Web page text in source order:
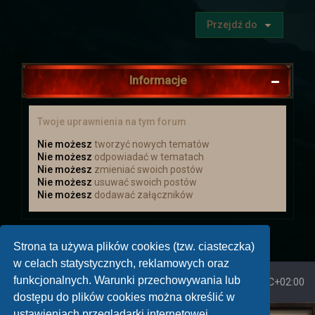
Strona ta używa plików cookies (tzw. ciasteczka)
w celach statystycznych, reklamowych oraz
funkcjonalnych. Warunki przechowywania lub
dostępu do plików cookies można określić w
królestwa prośbę o pomoc. Ten
postanowił zebrać chętnych i wysłać ich
aby wsparli handlowego sojusznika.
Nowe ogłoszenia na
słupie
Zachęcamy do zajrzenia do zakładki z
zadaniami
Przebudowe przeszły Ogłoszenia . Cała
tabela is truktura została napisana od
nowa i dostosowana :).
Przejdź do
Informacje
Twoje uprawnienia na tym forum
Nie możesz tworzyć nowych tematów
Nie możesz odpowiadać w tematach
Nie możesz zmieniać swoich postów
Nie możesz usuwać swoich postów
Nie możesz dodawać załączników
Strona główna Strefa czasowa UTC+02:00